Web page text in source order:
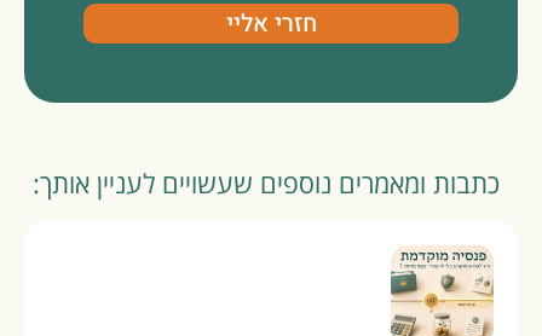
חזרי אליי
כתבות ומאמרים נוספים שעשויים לעניין אותך: